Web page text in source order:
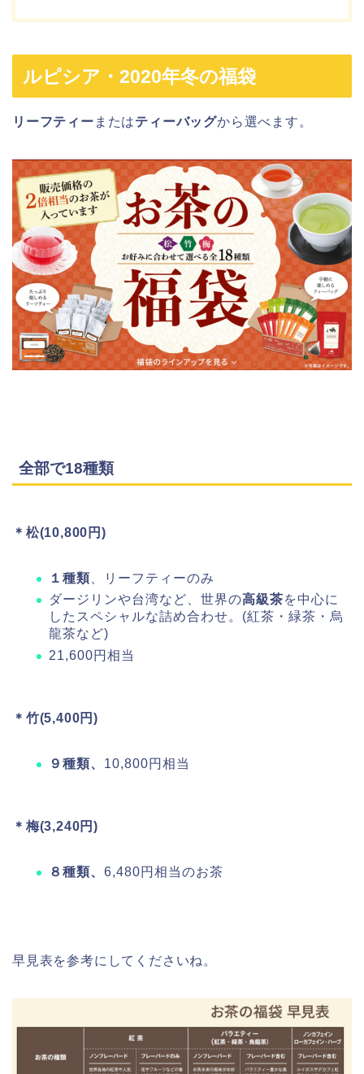
ルピシア・2020年冬の福袋
リーフティー またはティーバッグから選べます。
全部で18種類
＊松(10,800円)
１種類 、リーフティーのみ
ダージリンや台湾など、世界の高級茶を中心に
したスペシャルな詰め合わせ。(紅茶・緑茶・烏
龍茶など)
21,600円相当
＊竹(5,400円)
９種類、 10,800円相当
＊梅(3,240円)
８種類、 6,480円相当のお茶
早見表を参考にしてくださいね。